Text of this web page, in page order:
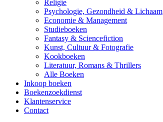
Religie
Psychologie, Gezondheid & Lichaam
Economie & Management
Studieboeken
Fantasy & Sciencefiction
Kunst, Cultuur & Fotografie
Kookboeken
Literatuur, Romans & Thrillers
Alle Boeken
Inkoop boeken
Boekenzoekdienst
Klantenservice
Contact